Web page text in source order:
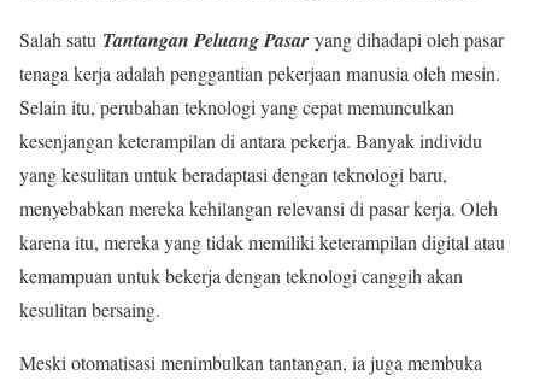
Salah satu Tantangan Peluang Pasar yang dihadapi oleh pasar
tenaga kerja adalah penggantian pekerjaan manusia oleh mesin.
Selain itu, perubahan teknologi yang cepat memunculkan
kesenjangan keterampilan di antara pekerja. Banyak individu
yang kesulitan untuk beradaptasi dengan teknologi baru,
menyebabkan mereka kehilangan relevansi di pasar kerja. Oleh
karena itu, mereka yang tidak memiliki keterampilan digital atau
kemampuan untuk bekerja dengan teknologi canggih akan
kesulitan bersaing.
Meski otomatisasi menimbulkan tantangan, ia juga membuka